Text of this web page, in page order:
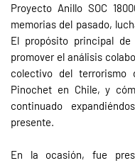
Proyecto Anillo SOC
memorias del pasado,
El propósito principal
promover el análisis
colectivo del
Pinochet en Chile, y
continuado
presente.
En la ocasión, fue